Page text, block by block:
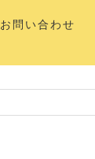
お問い合わせ